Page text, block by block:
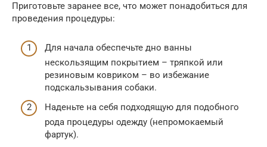
Приготовьте заранее все, что может понадобиться для
проведения процедуры:
Для начала обеспечьте дно ванны
нескользящим покрытием – тряпкой или
резиновым ковриком – во избежание
подскальзывания собаки.
Наденьте на себя подходящую для подобного
рода процедуры одежду (непромокаемый
фартук).